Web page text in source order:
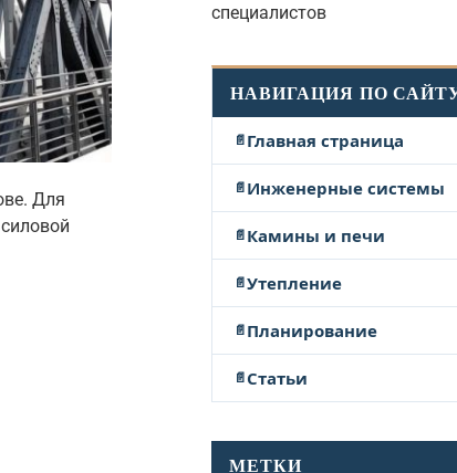
Для
специалистов
НАВИГАЦИЯ ПО
Главная страница
Инженерные системы
Камины и печи
Утепление
Планирование
Статьи
МЕТКИ